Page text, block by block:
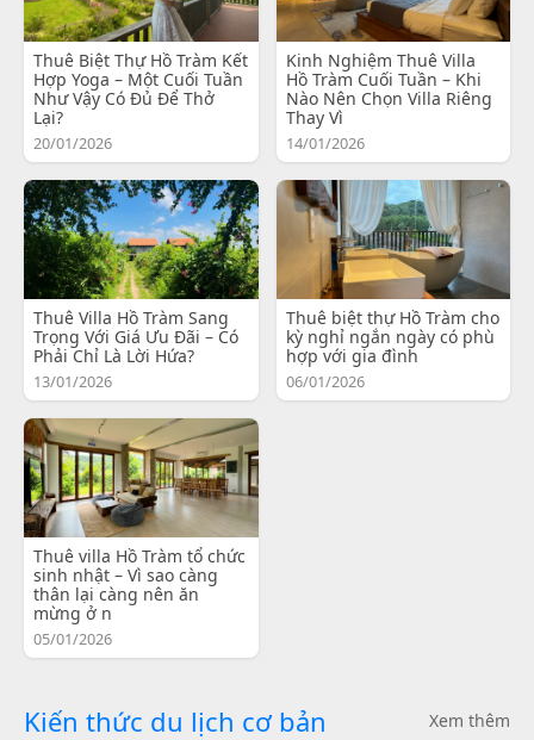
Thuê Biệt Thự Hồ Tràm Kết
Hợp Yoga – Một Cuối Tuần
Như Vậy Có Đủ Để Thở
Lại?
20/01/2026
Kinh Nghiệm Thuê Villa
Hồ Tràm Cuối Tuần – Khi
Nào Nên Chọn Villa Riêng
Thay Vì
14/01/2026
Thuê Villa Hồ Tràm Sang
Trọng Với Giá Ưu Đãi – Có
Phải Chỉ Là Lời Hứa?
13/01/2026
Thuê biệt thự Hồ Tràm cho
kỳ nghỉ ngắn ngày có phù
hợp với gia đình
06/01/2026
Thuê villa Hồ Tràm tổ chức
sinh nhật – Vì sao càng
thân lại càng nên ăn
mừng ở n
05/01/2026
Kiến thức du lịch cơ bản Xem thêm